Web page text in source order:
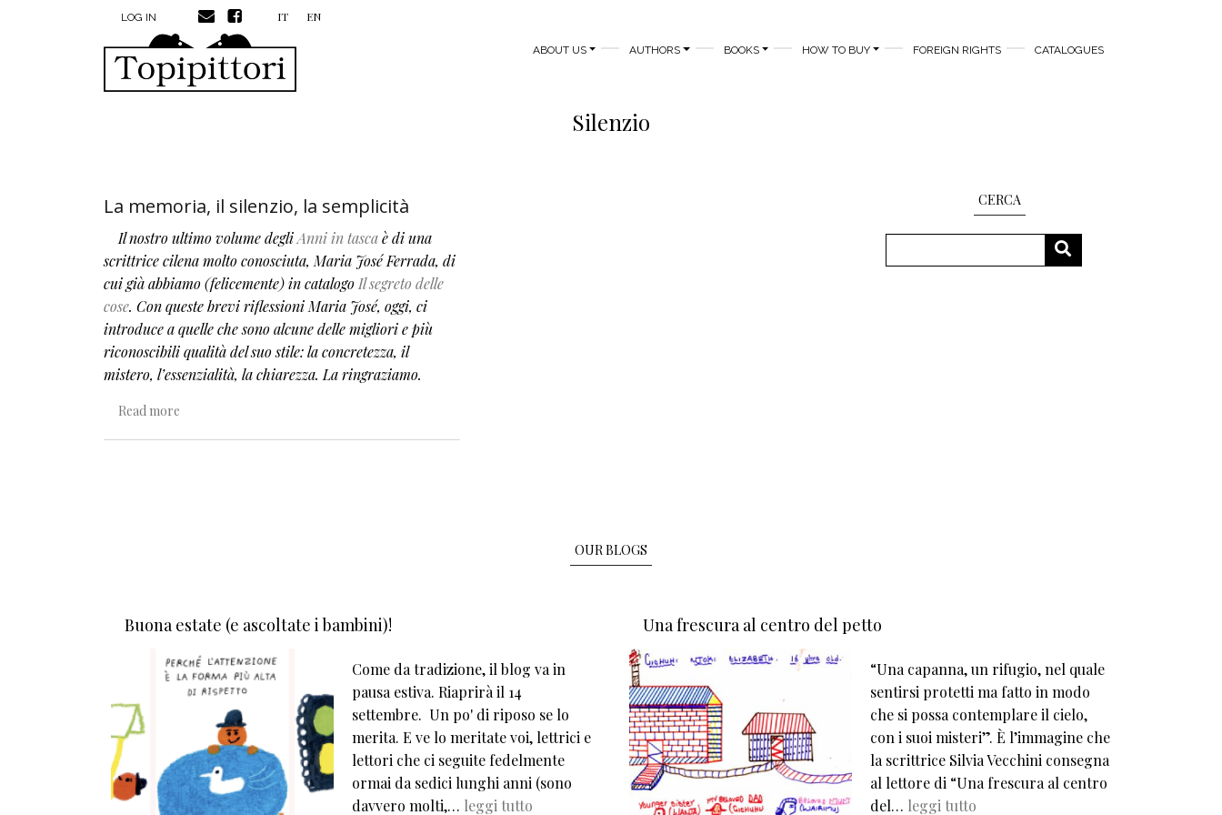
Skip to main contentMENU PROFILO UTENTE
LOG IN IT EN
MAIN NAVIGATION
ABOUT US AUTHORS BOOKS HOW TO BUY FOREIGN RIGHTS CATALOGUES
Silenzio
La memoria, il silenzio, la semplicità
Il nostro ultimo volume degliAnni in tascaè di una
scrittrice cilena molto conosciuta, Maria José Ferrada, di
cui già abbiamo (felicemente) in catalogo Il segreto delle
cose. Con queste brevi riflessioni Maria José, oggi, ci
introduce a quelle che sono alcune delle migliori e più
riconoscibili qualità del suo stile: la concretezza, il
mistero, l’essenzialità, la chiarezza. La ringraziamo.
Read more
CERCA
SEARCH
OUR BLOGS
Buona estate (e ascoltate i bambini)!
Come da tradizione, il blog va in
pausa estiva. Riaprirà il 14
settembre. Un po' di riposo se lo
merita. E ve lo meritate voi, lettrici e
lettori che ci seguite fedelmente
ormai da sedici lunghi anni (sono
davvero molti,… leggi tutto
Una frescura al centro del petto
“Una capanna, un rifugio, nel quale
sentirsi protetti ma fatto in modo
che si possa contemplare il cielo,
con i suoi misteri”. È l’immagine che
la scrittrice Silvia Vecchini consegna
al lettore di “Una frescura al centro
del… leggi tutto